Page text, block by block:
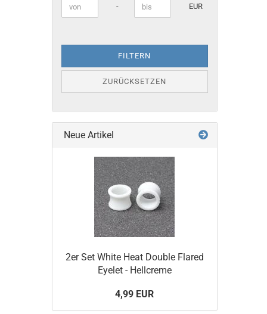
25,0 mm
Preis bis - EUR
FILTERN
ZURÜCKSETZEN
Neue Artikel
2er Set White Heat Double Flared
Eyelet - Hellcreme
4,99 EUR